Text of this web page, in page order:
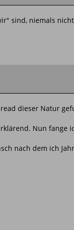
sind, niemals
dieser Natur
Nun fange
nach dem ich